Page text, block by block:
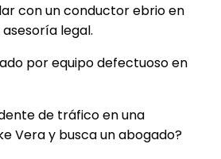
con un conductor ebrio en
asesoría legal.
por equipo defectuoso en
de tráfico en una
Vera y busca un abogado?